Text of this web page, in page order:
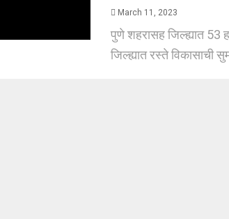
March 11, 2023
पुणे शहरासह जिल्ह्यात 53
जिल्ह्यात रस्ते विकासाची